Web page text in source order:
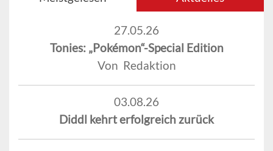
27.05.26
Tonies: „Pokémon“-Special Edition
Von Redaktion
03.08.26
Diddl kehrt erfolgreich zurück